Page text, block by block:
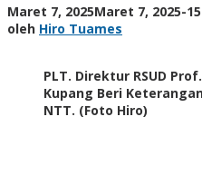
Maret 7, 2025Maret 7, 2025-
oleh Hiro Tuames
PLT. Direktur RSUD
Kupang Beri
NTT. (Foto Hiro)